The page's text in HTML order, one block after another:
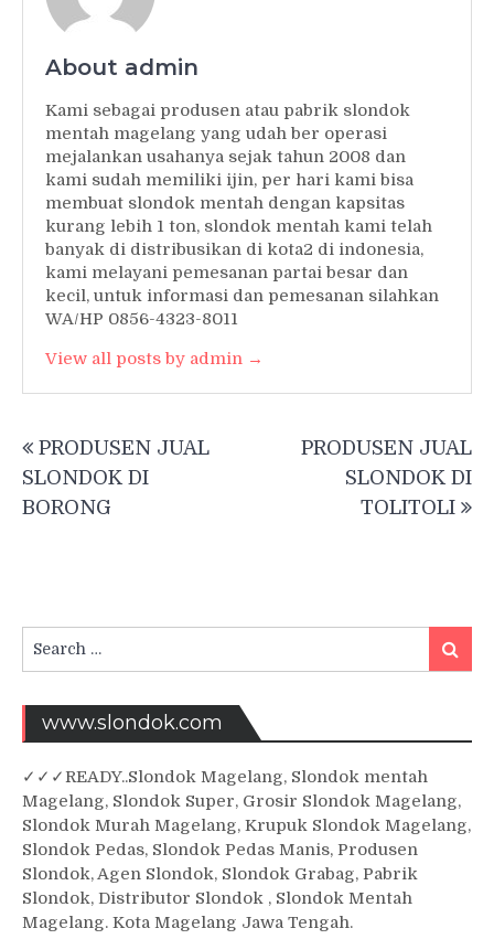
About admin
Kami sebagai produsen atau pabrik slondok
mentah magelang yang udah ber operasi
mejalankan usahanya sejak tahun 2008 dan
kami sudah memiliki ijin, per hari kami bisa
membuat slondok mentah dengan kapsitas
kurang lebih 1 ton, slondok mentah kami telah
banyak di distribusikan di kota2 di indonesia,
kami melayani pemesanan partai besar dan
kecil, untuk informasi dan pemesanan silahkan
WA/HP 0856-4323-8011
View all posts by admin →
navigation
PRODUSEN JUAL
SLONDOK DI
BORONG
PRODUSEN JUAL
SLONDOK DI
TOLITOLI
for:
Search
www.slondok.com
✓ ✓✓READY..Slondok Magelang, Slondok mentah
Magelang, Slondok Super, Grosir Slondok Magelang,
Slondok Murah Magelang, Krupuk Slondok Magelang,
Slondok Pedas, Slondok Pedas Manis, Produsen
Slondok, Agen Slondok, Slondok Grabag, Pabrik
Slondok, Distributor Slondok , Slondok Mentah
Magelang. Kota Magelang Jawa Tengah.